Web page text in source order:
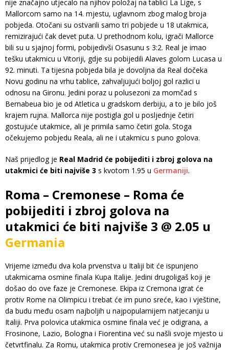
nije značajno utjecalo na njihov položaj na tablici La Lige, s
Mallorcom samo na 14. mjestu, uglavnom zbog malog broja
pobjeda. Otočani su ostvarili samo tri pobjede u 18 utakmica,
remizirajući čak devet puta. U prethodnom kolu, igrači Mallorce
bili su u sjajnoj formi, pobijedivši Osasunu s 3:2. Real je imao
tešku utakmicu u Vitoriji, gdje su pobijedili Alaves golom Lucasa u
92. minuti. Ta tijesna pobjeda bila je dovoljna da Real dočeka
Novu godinu na vrhu tablice, zahvaljujući boljoj gol razlici u
odnosu na Gironu. Jedini poraz u polusezoni za momčad s
Bernabeua bio je od Atletica u gradskom derbiju, a to je bilo još
krajem rujna. Mallorca nije postigla gol u posljednje četiri
gostujuće utakmice, ali je primila samo četiri gola. Stoga
očekujemo pobjedu Reala, ali ne i utakmicu s puno golova.
Naš prijedlog je Real Madrid će pobijediti i zbroj golova na
utakmici će biti najviše 3 s kvotom 1.95 u Germaniji.
Roma – Cremonese – Roma će
pobijediti i zbroj golova na
utakmici će biti najviše 3 @ 2.05 u
Germania
Vrijeme između dva kola prvenstva u Italiji bit će ispunjeno
utakmicama osmine finala Kupa Italije. Jedini drugoligaš koji je
došao do ove faze je Cremonese. Ekipa iz Cremona igrat će
protiv Rome na Olimpicu i trebat će im puno sreće, kao i vještine,
da budu među osam najboljih u najpopularnijem natjecanju u
Italiji. Prva polovica utakmica osmine finala već je odigrana, a
Frosinone, Lazio, Bologna i Fiorentina već su našli svoje mjesto u
četvrtfinalu. Za Romu, utakmica protiv Cremonesea je još važnija